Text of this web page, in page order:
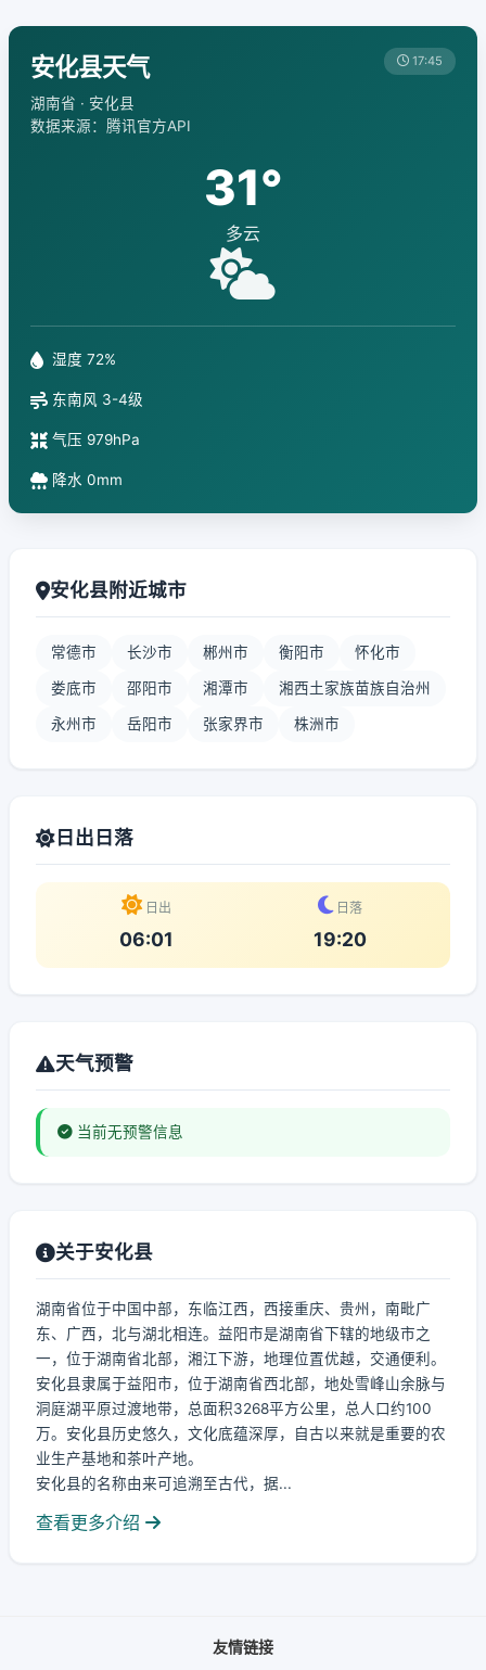
安化县天气
湖南省 · 安化县
数据来源：腾讯官方API
17:45
31°
多云
湿度 72%
东南风 3-4级
气压 979hPa
降水 0mm
安化县附近城市
常德市 长沙市 郴州市 衡阳市 怀化市
娄底市 邵阳市 湘潭市 湘西土家族苗族自治州
永州市 岳阳市 张家界市 株洲市
日出日落
日出
06:01
日落
19:20
天气预警
当前无预警信息
关于安化县
湖南省位于中国中部，东临江西，西接重庆、贵州，南毗广
东、广西，北与湖北相连。益阳市是湖南省下辖的地级市之
一，位于湖南省北部，湘江下游，地理位置优越，交通便利。
安化县隶属于益阳市，位于湖南省西北部，地处雪峰山余脉与
洞庭湖平原过渡地带，总面积3268平方公里，总人口约100
万。安化县历史悠久，文化底蕴深厚，自古以来就是重要的农
业生产基地和茶叶产地。
安化县的名称由来可追溯至古代，据...
查看更多介绍
友情链接